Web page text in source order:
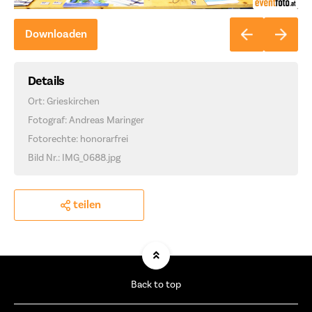
Downloaden
Details
Ort: Grieskirchen
Fotograf: Andreas Maringer
Fotorechte: honorarfrei
Bild Nr.: IMG_0688.jpg
teilen
Back to top